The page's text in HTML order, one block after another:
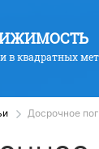
в квадратных
Досрочное